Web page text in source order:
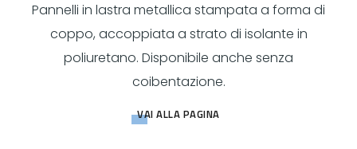
Pannelli in lastra metallica stampata a forma di
coppo, accoppiata a strato di isolante in
poliuretano. Disponibile anche senza
coibentazione.
VAI ALLA PAGINA